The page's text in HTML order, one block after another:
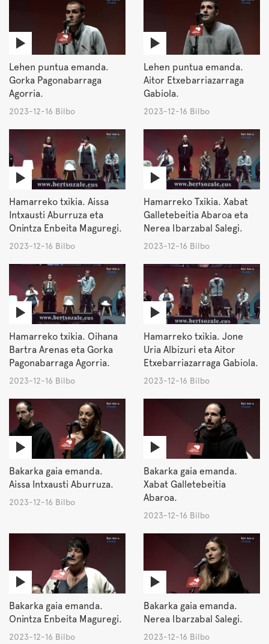
Lehen puntua emanda.
Gorka Pagonabarraga
Agorria.
2023-12-16 Bilbo
Lehen puntua emanda.
Aitor Etxebarriazarraga
Gabiola.
2023-12-16 Bilbo
Hamarreko txikia. Aissa
Intxausti Aburruza eta
Onintza Enbeita Maguregi.
2023-12-16 Bilbo
Hamarreko Txikia. Xabat
Galletebeitia Abaroa eta
Nerea Ibarzabal Salegi.
2023-12-16 Bilbo
Hamarreko txikia. Oihana
Bartra Arenas eta Gorka
Pagonabarraga Agorria.
2023-12-16 Bilbo
Hamarreko txikia. Jone
Uria Albizuri eta Aitor
Etxebarriazarraga Gabiola.
2023-12-16 Bilbo
Bakarka gaia emanda.
Aissa Intxausti Aburruza.
2023-12-16 Bilbo
Bakarka gaia emanda.
Xabat Galletebeitia
Abaroa.
2023-12-16 Bilbo
Bakarka gaia emanda.
Onintza Enbeita Maguregi.
2023-12-16 Bilbo
Bakarka gaia emanda.
Nerea Ibarzabal Salegi.
2023-12-16 Bilbo